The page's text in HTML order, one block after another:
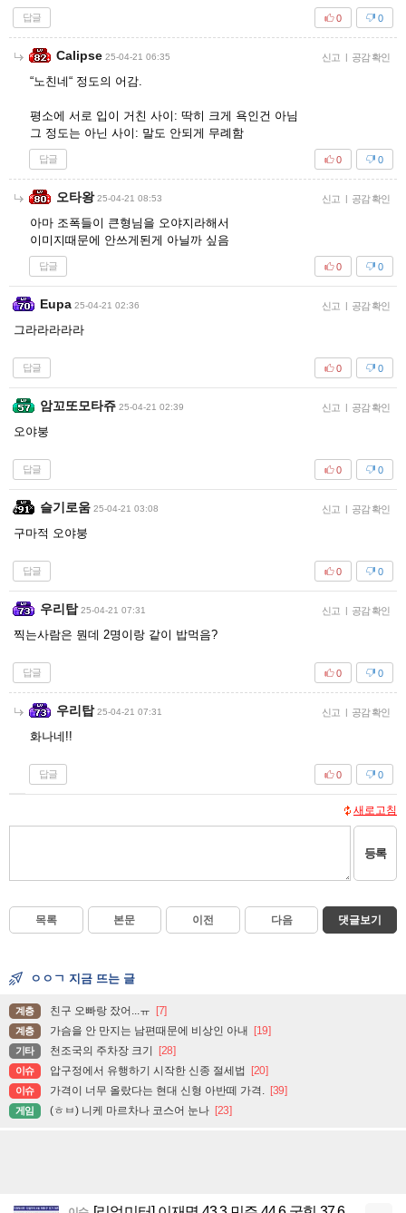
답글 0
0
Calipse 25-04-21 06:35 신고 | 공감 확인
“노친네“ 정도의 어감.
평소에 서로 입이 거친 사이: 딱히 크게 욕인건 아님
그 정도는 아닌 사이: 말도 안되게 무례함
답글 0
0
오타왕 25-04-21 08:53 신고 | 공감 확인
아마 조폭들이 큰형님을 오야지라해서
이미지때문에 안쓰게된게 아닐까 싶음
답글 0
0
Eupa 25-04-21 02:36 신고 | 공감 확인
그라라라라라
답글 0
0
암꼬또모타쥬 25-04-21 02:39 신고 | 공감 확인
오야붕
답글 0
0
슬기로움 25-04-21 03:08 신고 | 공감 확인
구마적 오야붕
답글 0
0
우리탑 25-04-21 07:31 신고 | 공감 확인
찍는사람은 뭔데 2명이랑 같이 밥먹음?
답글 0
0
우리탑 25-04-21 07:31 신고 | 공감 확인
화나네!!
답글 0
0
새로고침
등록
목록 본문 이전 다음 댓글보기
ㅇㅇㄱ 지금 뜨는 글
계층 친구 오빠랑 잤어...ㅠ [7]
계층 가슴을 안 만지는 남편때문에 비상인 아내 [19]
기타 천조국의 주차장 크기 [28]
이슈 압구정에서 유행하기 시작한 신종 절세법 [20]
이슈 가격이 너무 올랐다는 현대 신형 아반떼 가격. [39]
게임 (ㅎㅂ) 니케 마르차나 코스어 눈나 [23]